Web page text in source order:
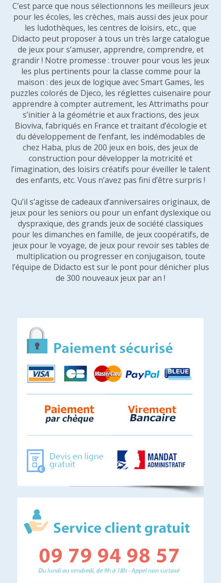
C’est parce que nous sélectionnons les meilleurs jeux
pour les écoles, les crèches, mais aussi des jeux pour
les ludothèques, les centres de loisirs, etc., que
Didacto peut proposer à tous un très large catalogue
de jeux pour s’amuser, apprendre, comprendre, et
grandir ! Notre promesse : trouver pour vous les jeux
les plus pertinents pour la classe comme pour la
maison : des jeux de logique avec Smart Games, les
puzzles colorés de Djeco, les réglettes cuisenaire pour
apprendre à compter autrement, les Attrimaths pour
s’initier à la géométrie et aux fractions, des jeux
Bioviva, fabriqués en France et traitant d’écologie et
du développement de l’enfant, les indémodables de
chez Haba, plus de 200 jeux en bois, des jeux de
construction pour développer la motricité et
l’imagination, des loisirs créatifs pour éveiller le talent
des enfants, etc. Vous n’avez pas fini d’être surpris !
Qu’il s’agisse de cadeaux d’anniversaires originaux, de
jeux pour les seniors ou pour un enfant dyslexique ou
dyspraxique, des grands jeux de société classiques
pour les dimanches en famille, de jeux coopératifs, de
jeux pour le voyage, de jeux pour revoir ses tables de
multiplication ou progresser en conjugaison, toute
l’équipe de Didacto est sur le pont pour dénicher plus
de 300 nouveaux jeux par an !